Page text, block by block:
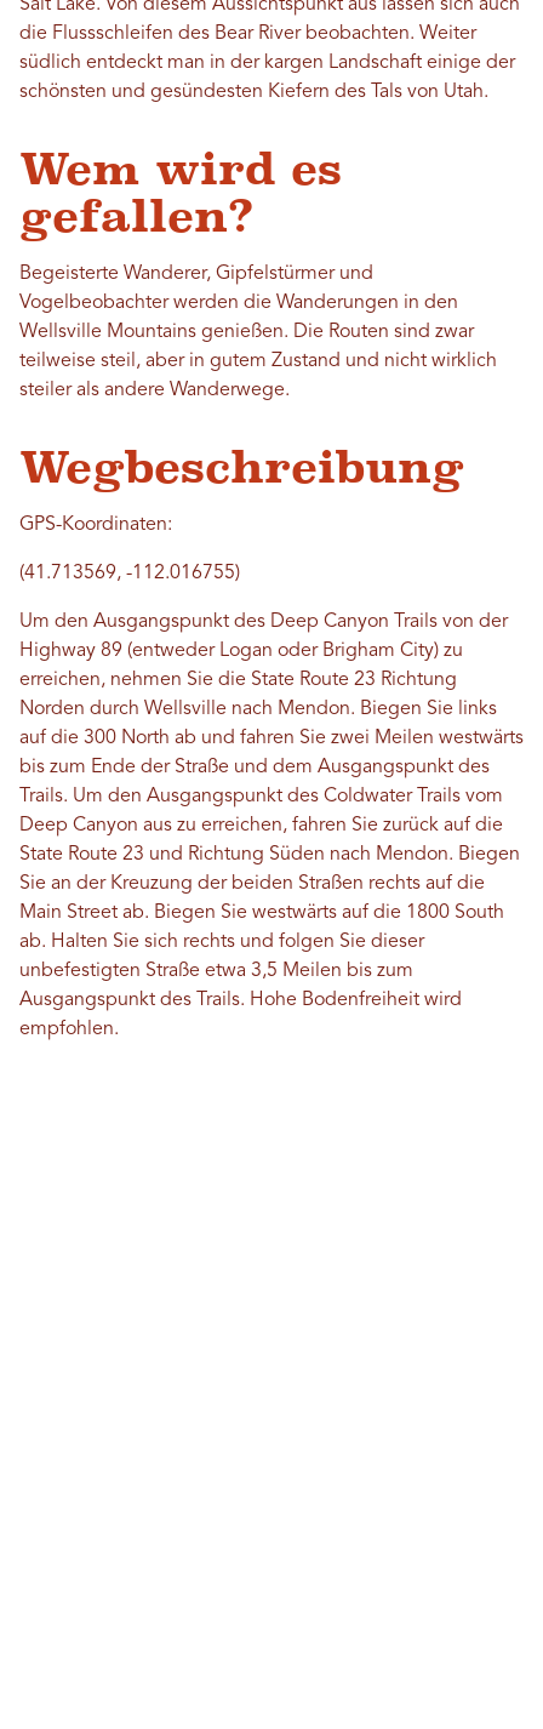
Salt Lake. Von diesem Aussichtspunkt aus lassen sich auch
die Flussschleifen des Bear River beobachten. Weiter
südlich entdeckt man in der kargen Landschaft einige der
schönsten und gesündesten Kiefern des Tals von Utah.
Wem wird es
gefallen?
Begeisterte Wanderer, Gipfelstürmer und
Vogelbeobachter werden die Wanderungen in den
Wellsville Mountains genießen. Die Routen sind zwar
teilweise steil, aber in gutem Zustand und nicht wirklich
steiler als andere Wanderwege.
Wegbeschreibung
GPS-Koordinaten:
(41.713569, -112.016755)
Um den Ausgangspunkt des Deep Canyon Trails von der
Highway 89 (entweder Logan ​​oder Brigham City) zu
erreichen, nehmen Sie die State Route 23 Richtung
Norden durch Wellsville nach Mendon. Biegen Sie links
auf die 300 North ab und fahren Sie zwei Meilen westwärts
bis zum Ende der Straße und dem Ausgangspunkt des
Trails. Um den Ausgangspunkt des Coldwater Trails vom
Deep Canyon aus zu erreichen, fahren Sie zurück auf die
State Route 23 und Richtung Süden nach Mendon. Biegen
Sie an der Kreuzung der beiden Straßen rechts auf die
Main Street ab. Biegen Sie westwärts auf die 1800 South
ab. Halten Sie sich rechts und folgen Sie dieser
unbefestigten Straße etwa 3,5 Meilen bis zum
Ausgangspunkt des Trails. Hohe Bodenfreiheit wird
empfohlen.